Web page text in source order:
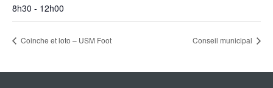
8h30 - 12h00
Coinche et loto – USM Foot Conseil municipal